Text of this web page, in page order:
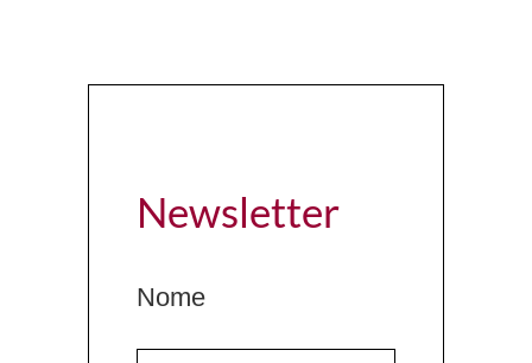
Newsletter
Nome